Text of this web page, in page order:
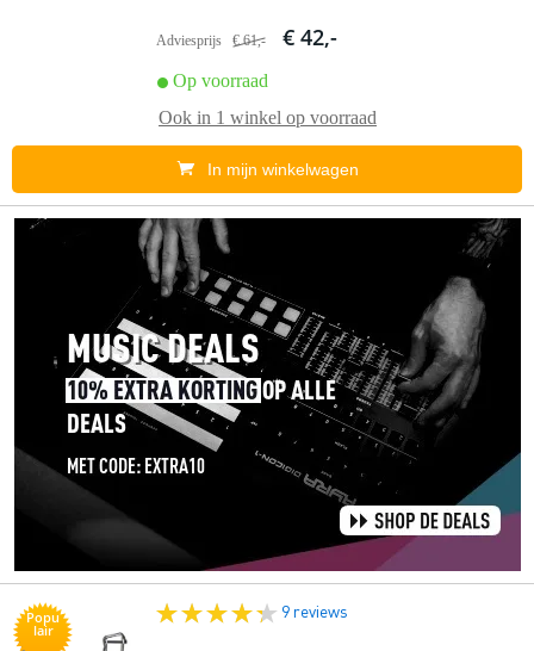
Adviesprijs € 61,- € 42,-
Op voorraad
Ook in 1 winkel op voorraad
In mijn winkelwagen
Popu
lair
9 reviews